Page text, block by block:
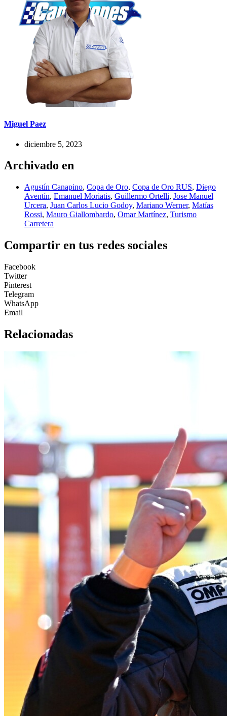
Miguel Paez
diciembre 5, 2023
Archivado en
Agustín Canapino, Copa de Oro, Copa de Oro RUS, Diego
Aventín, Emanuel Moriatis, Guillermo Ortelli, Jose Manuel
Urcera, Juan Carlos Lucio Godoy, Mariano Werner, Matías
Rossi, Mauro Giallombardo, Omar Martínez, Turismo
Carretera
Compartir en tus redes sociales
Facebook
Twitter
Pinterest
Telegram
WhatsApp
Email
Relacionadas